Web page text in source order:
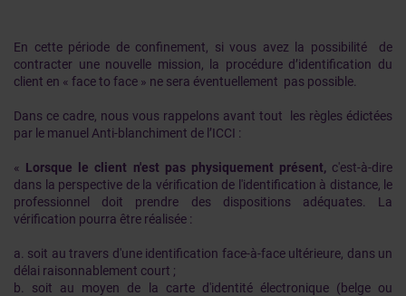
En cette période de confinement, si vous avez la possibilité de
contracter une nouvelle mission, la procédure d’identification du
client en « face to face » ne sera éventuellement pas possible.
Dans ce cadre, nous vous rappelons avant tout les règles édictées
par le manuel Anti-blanchiment de l’ICCI :
« Lorsque le client n'est pas physiquement présent,c'est-à-dire
dans la perspective de la vérification de l'identification à distance, le
professionnel doit prendre des dispositions adéquates. La
vérification pourra être réalisée :
a. soit au travers d'une identification face-à-face ultérieure, dans un
délai raisonnablement court ;
b. soit au moyen de la carte d'identité électronique (belge ou